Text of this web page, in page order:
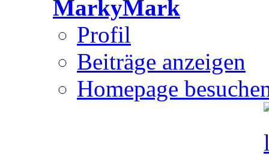
MarkyMark
Profil
Beiträge anzeigen
Homepage